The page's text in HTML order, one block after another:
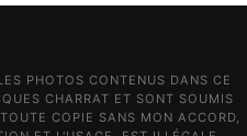
PHOTOS CONTENUS DANS CE
CHARRAT ET SONT SOUMIS
COPIE SANS MON ACCORD,